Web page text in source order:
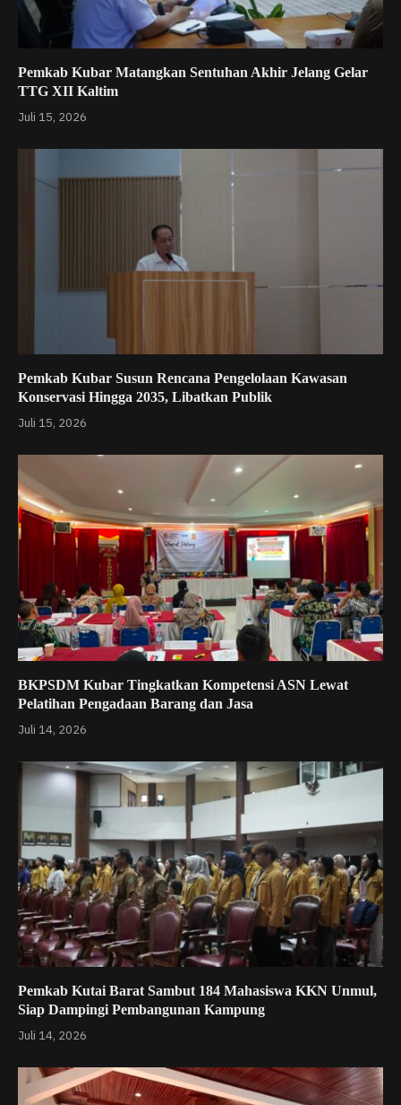
Pemkab Kubar Matangkan Sentuhan Akhir Jelang Gelar
TTG XII Kaltim
Juli 15, 2026
Pemkab Kubar Susun Rencana Pengelolaan Kawasan
Konservasi Hingga 2035, Libatkan Publik
Juli 15, 2026
BKPSDM Kubar Tingkatkan Kompetensi ASN Lewat
Pelatihan Pengadaan Barang dan Jasa
Juli 14, 2026
Pemkab Kutai Barat Sambut 184 Mahasiswa KKN Unmul,
Siap Dampingi Pembangunan Kampung
Juli 14, 2026